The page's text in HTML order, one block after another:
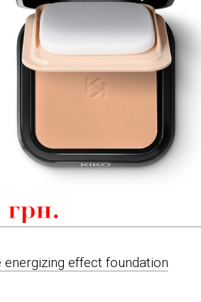
energizing effect foundation